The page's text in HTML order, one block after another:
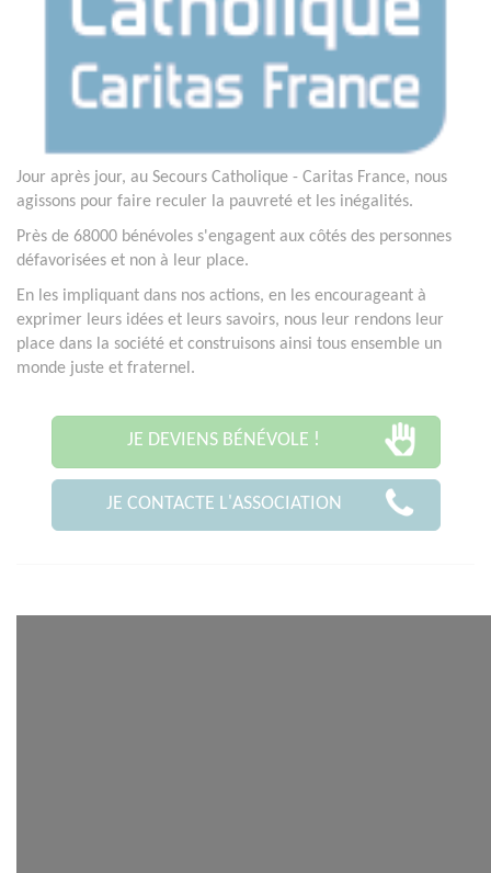
Jour après jour, au Secours Catholique - Caritas France, nous
agissons pour faire reculer la pauvreté et les inégalités.
Près de 68000 bénévoles s'engagent aux côtés des personnes
défavorisées et non à leur place.
En les impliquant dans nos actions, en les encourageant à
exprimer leurs idées et leurs savoirs, nous leur rendons leur
place dans la société et construisons ainsi tous ensemble un
monde juste et fraternel.
JE DEVIENS BÉNÉVOLE !
JE CONTACTE L'ASSOCIATION